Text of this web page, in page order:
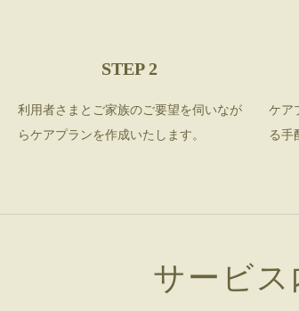
STEP 2
利用者さまとご家族のご要望を伺いなが
らケアプランを作成いたします。
ケア
る手
サービス